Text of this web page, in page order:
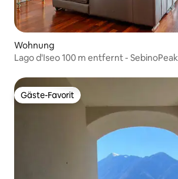
Wohnung
Lago d'Iseo 100 m entfernt - SebinoPeak
Gäste-Favorit
Gäste-Favorit